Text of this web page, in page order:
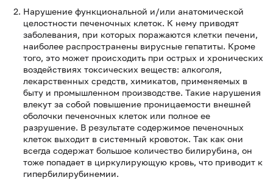
Нарушение функциональной и/или анатомической
целостности печеночных клеток. К нему приводят
заболевания, при которых поражаются клетки печени,
наиболее распространены вирусные гепатиты. Кроме
того, это может происходить при острых и хронических
воздействиях токсических веществ: алкоголя,
лекарственных средств, химикатов, применяемых в
быту и промышленном производстве. Такие нарушения
влекут за собой повышение проницаемости внешней
оболочки печеночных клеток или полное ее
разрушение. В результате содержимое печеночных
клеток выходит в системный кровоток. Так как они
всегда содержат большое количество билирубина, он
тоже попадает в циркулирующую кровь, что приводит к
гипербилирубинемии.